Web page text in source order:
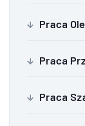
Praca
Praca
Praca